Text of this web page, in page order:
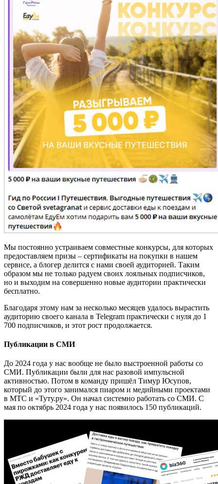
Мы постоянно устраиваем совместные конкурсы, для которых
предоставляем призы – сертификаты на покупки в нашем
сервисе, а блогер делится с нами своей аудиторией. Таким
образом мы не только радуем своих лояльных подписчиков,
но и выходим на совершенно новые аудитории практически
бесплатно.
Благодаря этому нам за несколько месяцев удалось вырастить
аудиторию своего канала в Telegram практически с нуля до 1
700 подписчиков, и этот рост продолжается.
Публикации в СМИ
До 2024 года у нас вообще не было выстроенной работы со
СМИ. Публикации были для нас разовой импульсной
активностью. Потом в команду пришёл Тимур Юсупов,
который до этого занимался пиаром и медийными проектами
в МТC и «Туту.ру». Он начал системно работать со СМИ. С
мая по октябрь 2024 года у нас появилось 150 публикаций.